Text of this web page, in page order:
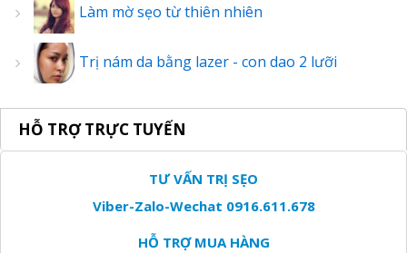
Làm mờ sẹo từ thiên nhiên
Trị nám da bằng lazer - con dao 2 lưỡi
HỖ TRỢ TRỰC TUYẾN
TƯ VẤN TRỊ SẸO
Viber-Zalo-Wechat 0916.611.678
HỖ TRỢ MUA HÀNG